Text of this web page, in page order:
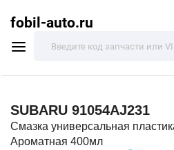
fobil-auto.ru
SUBARU 91054AJ231
Смазка универсальная
Ароматная 400мл